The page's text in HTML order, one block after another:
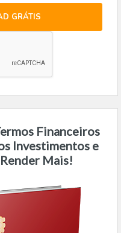
GRÁTIS
Financeiros
Investimentos e
Mais!